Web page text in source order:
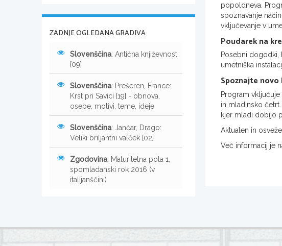
popoldneva.
spoznavanje
vključevanje v
Poudarek na
Posebni dogodki,
umetniška
Spoznajte
Program
in mladinsko
kjer mladi dobijo
Aktualen in
Več informacij je
ZADNJE OGLEDANA GRADIVA
Slovenščina: Antična književnost
[09]
Slovenščina: Prešeren, France:
Krst pri Savici [19] - obnova,
osebe, motivi, teme, ideje
Slovenščina: Jančar, Drago:
Veliki briljantni valček [02]
Zgodovina: Maturitetna pola 1,
spomladanski rok 2016 (v
italijanščini)